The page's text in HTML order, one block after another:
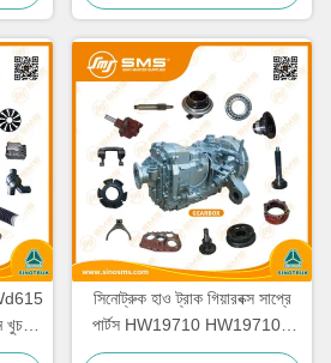
সিনোট্রুক হাও ট্রাক গিয়ারবক্স সাপ্রে
পার্টস HW19710 HW19710T
HW19712